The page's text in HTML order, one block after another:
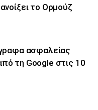
το Ορμούζ
ασφαλείας
τη Google στις 10